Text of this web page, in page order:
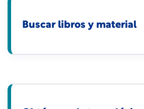
Buscar libros y material